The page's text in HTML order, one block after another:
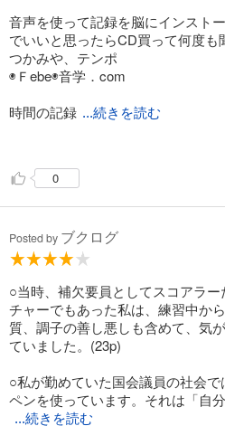
音声を使って記録を脳にインスト
でいいと思ったらCD買って何度も
つかみや、テンポ
◉Ｆebe◉音学．com
時間の記録 ...続きを読む
える31の鉄則タイムエン❌時間術」
がオススメのこと
誰でも司会マニュアル
誰でも受け付けマニュアル
記録のメリット
◉読み返せる、マニュアル化できる
◉トラブル回避、実績をしめす
◉続けることで違いがみえ、速くな
◉正しく速く伝えることができる
◉保存、記憶から開放
0
Posted by ブクログ
○当時、補欠要員としてスコアラ
チャーでもあった私は、練習中か
質、調子の善し悪しも含めて、気
ていました。(23p)
○私が勤めていた国会議員の社会
ペンを使っています。それは「自
...続きを読む